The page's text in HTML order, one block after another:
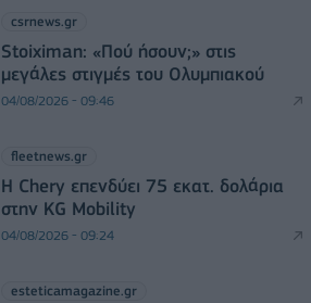
csrnews.gr
Stoiximan: «Πού ήσουν;» στις
μεγάλες στιγμές του Ολυμπιακού
04/08/2026 - 09:46
fleetnews.gr
Η Chery επενδύει 75 εκατ. δολάρια
στην KG Mobility
04/08/2026 - 09:24
esteticamagazine.gr